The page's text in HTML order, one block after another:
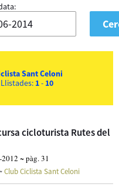
Sant Celoni
1- 10
cicloturista Rutes del
~ pàg. 31
Club Ciclista Sant Celoni